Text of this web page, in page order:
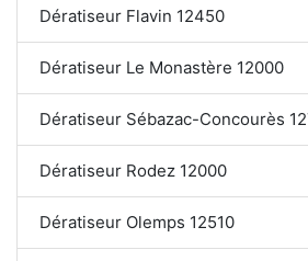
Dératiseur Flavin 12450
Dératiseur Le Monastère 12000
Dératiseur Sébazac-Concourès
Dératiseur Rodez 12000
Dératiseur Olemps 12510